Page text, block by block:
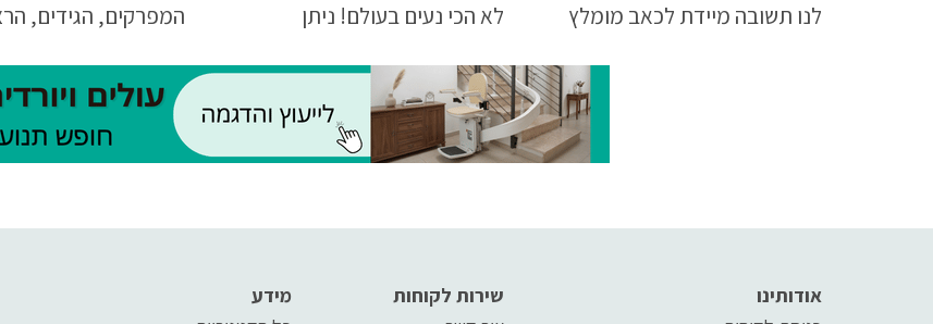
המפרקים, הגידים,
בכל בעיה הקשורה
יש לפנות אל
האורטופדיות הנפוצות
לא הכי נעים בעולם! ניתן
לנו תשובה מיידת לכאב מומלץ
מידע
שירות לקוחות
אודותינו